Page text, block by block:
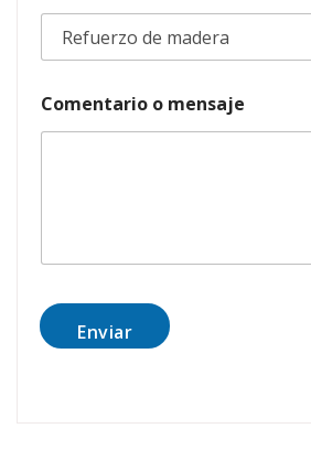
Comentario o mensaje
Enviar